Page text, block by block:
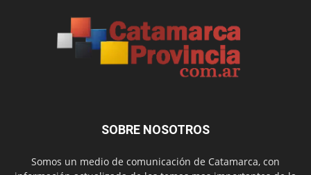
SOBRE NOSOTROS
Somos un medio de comunicación de Catamarca, con